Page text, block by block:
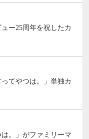
ー25周年を祝したカ
てやつは。」単独カ
は。」がファミリーマ